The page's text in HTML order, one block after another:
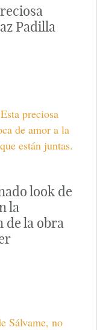
Padilla
preciosa
de amor a la
están juntas.
look de
la
de la obra
Sálvame, no